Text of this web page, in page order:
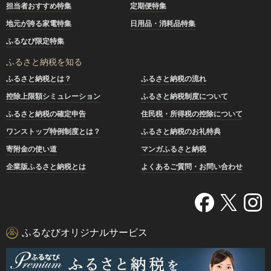
担当者おすすめ特集
定期便特集
地元が誇る家電特集
日用品・消耗品特集
ふるなび限定特集
ふるさと納税を知る
ふるさと納税とは？
ふるさと納税の流れ
控除上限額シミュレーション
ふるさと納税制度について
ふるさと納税の確定申告
住民税・所得税の控除について
ワンストップ特例制度とは？
ふるさと納税のお礼特典
寄附金の使い道
マンガふるさと納税
企業版ふるさと納税とは
よくあるご質問・お問い合わせ
ふるなびオリジナルサービス